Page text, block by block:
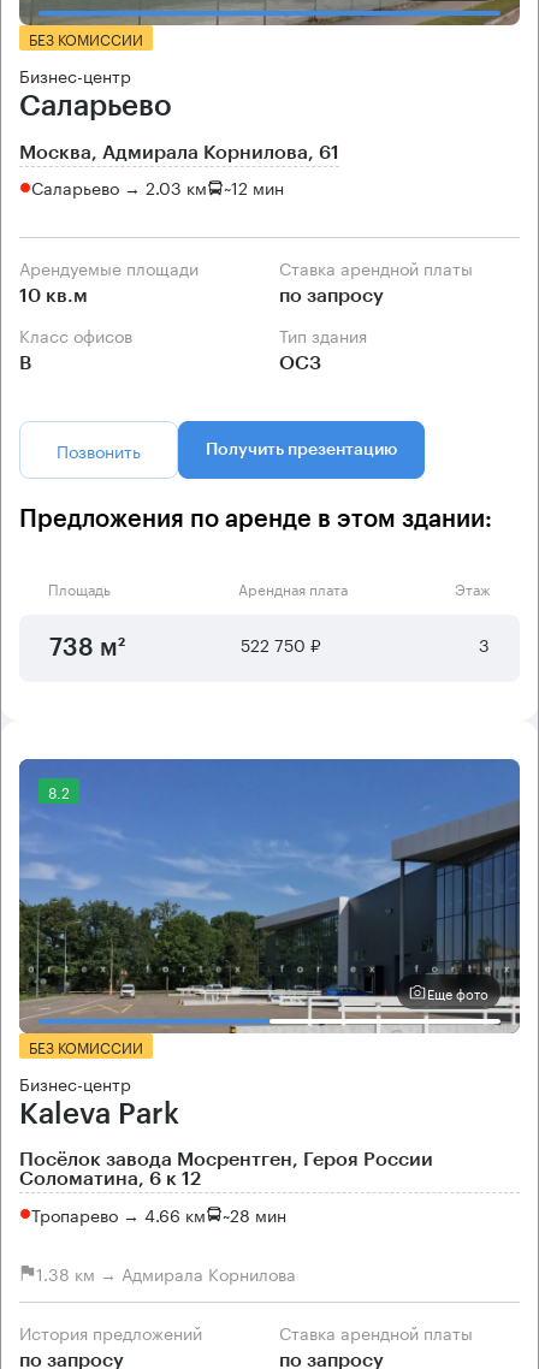
БЕЗ КОМИССИИ
Бизнес-центр
Саларьево
Москва, Адмирала Корнилова, 61
Саларьево → 2.03 км ~12 мин
Арендуемые площади
10 кв.м
Ставка арендной платы
по запросу
Класс офисов
B
Тип здания
ОСЗ
Позвонить Получить презентацию
Предложения по аренде в этом здании:
Площадь Арендная плата Этаж
738 м² 522 750 ₽ 3
8.2
Еще фото
БЕЗ КОМИССИИ
Бизнес-центр
Kaleva Park
Посёлок завода Мосрентген, Героя России
Соломатина, 6 к 12
Тропарево → 4.66 км ~28 мин
1.38 км → Адмирала Корнилова
История предложений
по запросу
Ставка арендной платы
по запросу